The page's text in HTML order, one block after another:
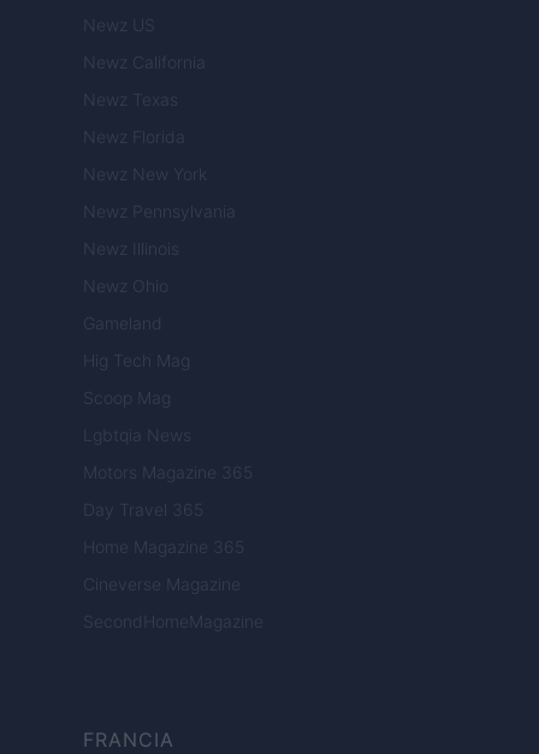
Newz US
Newz California
Newz Texas
Newz Florida
Newz New York
Newz Pennsylvania
Newz Illinois
Newz Ohio
Gameland
Hig Tech Mag
Scoop Mag
Lgbtqia News
Motors Magazine 365
Day Travel 365
Home Magazine 365
Cineverse Magazine
SecondHomeMagazine
FRANCIA